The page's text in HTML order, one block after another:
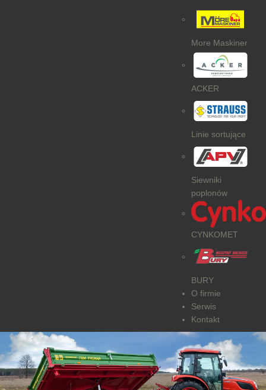
More Maskiner
ACKER
Linie sortujące
Siewniki
poplonów
CYNKOMET
BURY
O firmie
Serwis
Kontakt